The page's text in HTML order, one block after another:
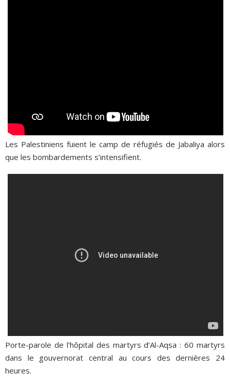
Les Palestiniens fuient le camp de réfugiés de Jabaliya alors
que les bombardements s’intensifient.
Porte-parole de l’hôpital des martyrs d’Al-Aqsa : 60 martyrs
dans le gouvernorat central au cours des dernières 24
heures.